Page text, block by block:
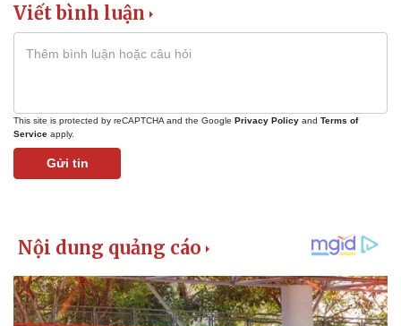
Viết bình luận
This site is protected by reCAPTCHA and the Google Privacy Policy and Terms of
Service apply.
Gửi tin